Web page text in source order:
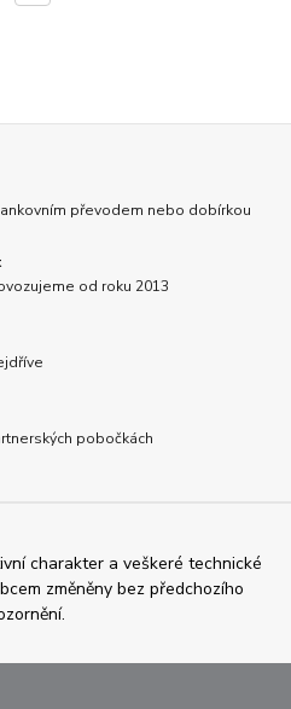
převodem nebo dobírkou
od roku 2013
pobočkách
charakter a veškeré technické
změněny bez předchozího